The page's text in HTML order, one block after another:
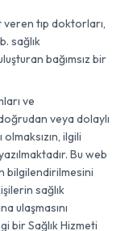
tıp doktorları,
sağlık
bağımsız bir
ve
veya dolaylı
ilgili
Bu web
bilgilendirilmesini
sağlık
ulaşmasını
bir Sağlık Hizmeti